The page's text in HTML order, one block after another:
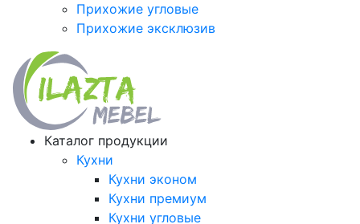
Прихожие угловые
Прихожие эксклюзив
Каталог продукции
Кухни
Кухни эконом
Кухни премиум
Кухни угловые